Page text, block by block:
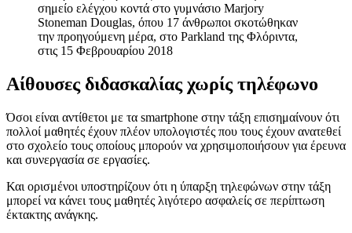
σημείο ελέγχου κοντά στο γυμνάσιο Marjory
Stoneman Douglas, όπου 17 άνθρωποι σκοτώθηκαν
την προηγούμενη μέρα, στο Parkland της Φλόριντα,
στις 15 Φεβρουαρίου 2018
Αίθουσες διδασκαλίας χωρίς τηλέφωνο
Όσοι είναι αντίθετοι με τα smartphone στην τάξη επισημαίνουν ότι
πολλοί μαθητές έχουν πλέον υπολογιστές που τους έχουν ανατεθεί
στο σχολείο τους οποίους μπορούν να χρησιμοποιήσουν για έρευνα
και συνεργασία σε εργασίες.
Και ορισμένοι υποστηρίζουν ότι η ύπαρξη τηλεφώνων στην τάξη
μπορεί να κάνει τους μαθητές λιγότερο ασφαλείς σε περίπτωση
έκτακτης ανάγκης.